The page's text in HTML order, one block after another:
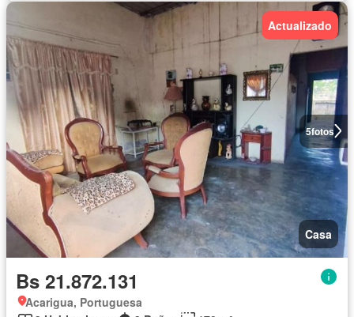
5fotos
Actualizado
Casa
Bs 21.872.131
Acarigua, Portuguesa